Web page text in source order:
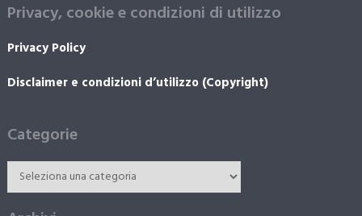
Privacy, cookie e condizioni di utilizzo
Privacy Policy
Disclaimer e condizioni d’utilizzo (Copyright)
Categorie